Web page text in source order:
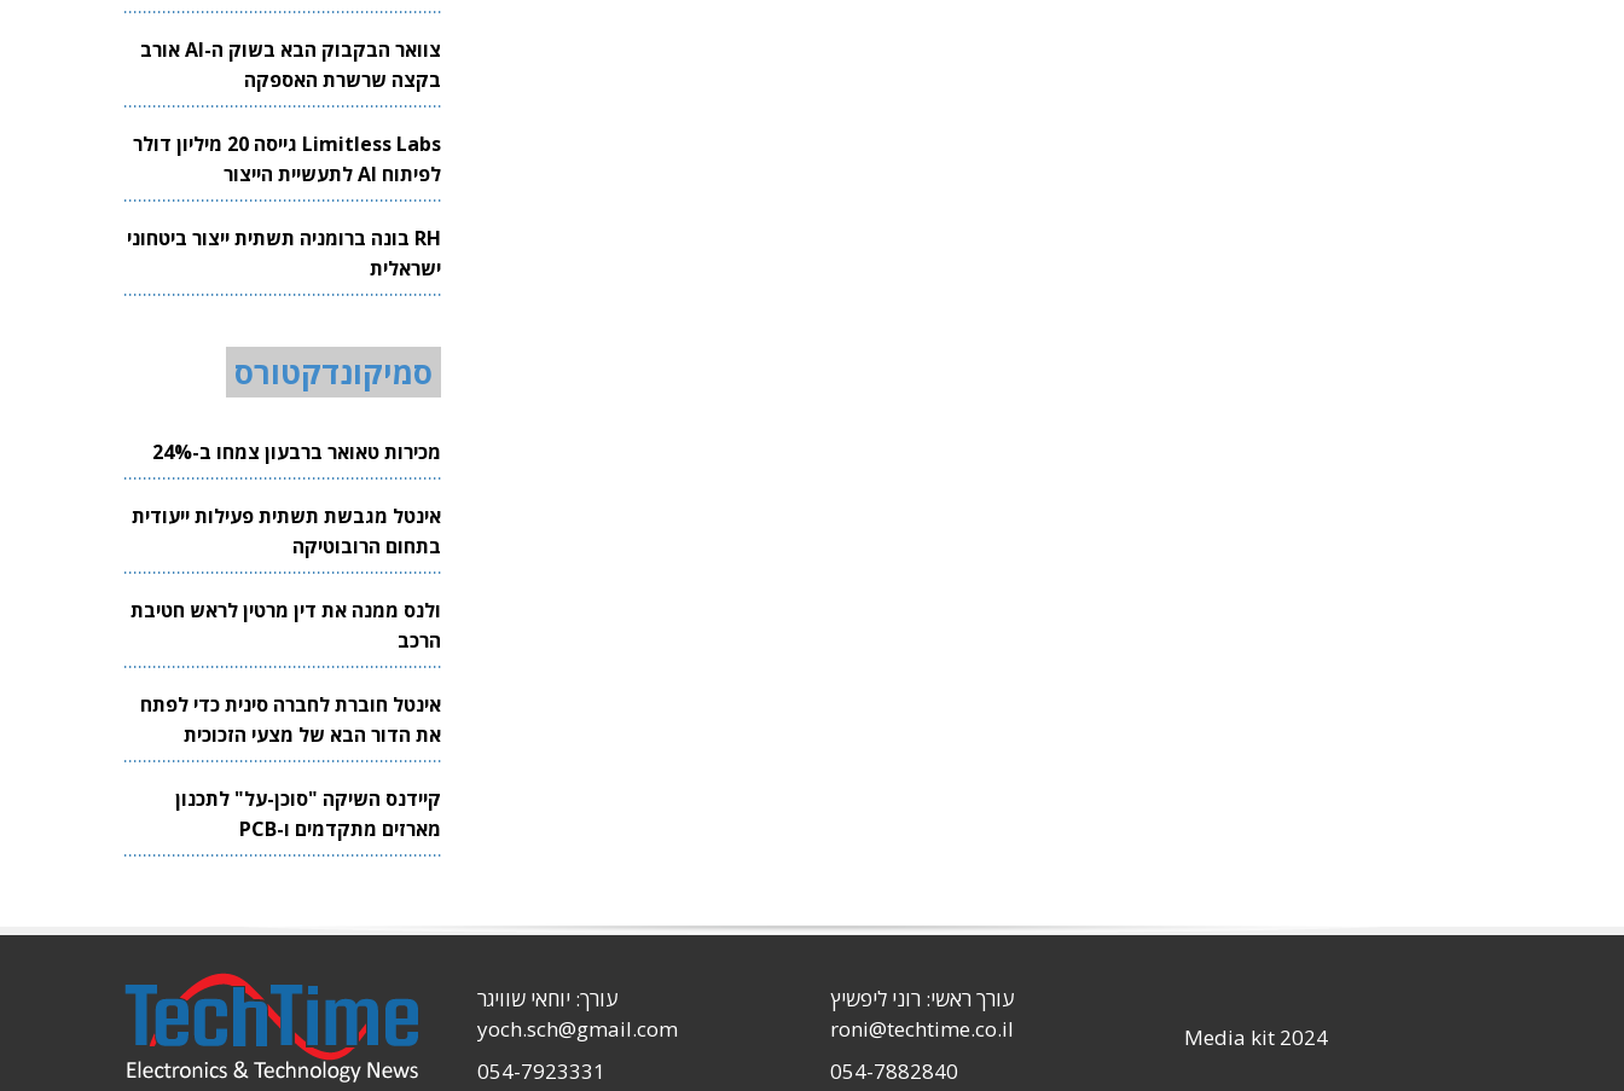
צוואר הבקבוק הבא בשוק ה-AI אורב
בקצה שרשרת האספקה
Limitless Labs גייסה 20 מיליון דולר
לפיתוח AI לתעשיית הייצור
RH בונה ברומניה תשתית ייצור ביטחוני
ישראלית
סמיקונדקטורס
מכירות טאואר ברבעון צמחו ב-24%
אינטל מגבשת תשתית פעילות ייעודית
בתחום הרובוטיקה
ולנס ממנה את דין מרטין לראש חטיבת
הרכב
אינטל חוברת לחברה סינית כדי לפתח
את הדור הבא של מצעי הזכוכית
לשבבים
קיידנס השיקה "סוכן-על" לתכנון
מארזים מתקדמים ו-PCB
Media kit 2024
עורך ראשי: רוני ליפשיץ
roni@techtime.co.il
054-7882840
עורך: יוחאי שוויגר
yoch.sch@gmail.com
054-7923331